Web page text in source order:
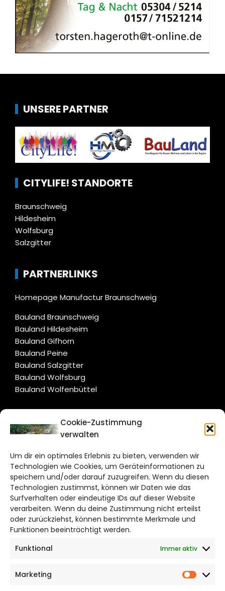
Cookie-Zustimmung
verwalten
Um dir ein optimales Erlebnis zu bieten, verwenden wir
Technologien wie Cookies, um Geräteinformationen zu
speichern und/oder darauf zuzugreifen. Wenn du diesen
Technologien zustimmst, können wir Daten wie das
Surfverhalten oder eindeutige IDs auf dieser Website
verarbeiten. Wenn du deine Zustimmung nicht erteilst
oder zurückziehst, können bestimmte Merkmale und
Funktionen beeinträchtigt werden.
Funktional
Immer aktiv
Marketing
UNSERE PARTNER
CITYLIFE! STANDORTE
Braunschweig
Hildesheim
Wolfsburg
Salzgitter
PARTNERLINKS
Homepage Manufactur Braunschweig
Bauland Braunschweig
Bauland Hildesheim
Bauland Gifhorn
Bauland Peine
Bauland Salzgitter
Bauland Wolfsburg
Bauland Wolfenbüttel
CITYLIFE!
Bruchtorwall 12
38100 Braunschweig
Telefon: 0531 387220 – 65
DAS STADTMAGAZIN FÜR
WOLFSBURG
Impressum
Cookie Richtlinie